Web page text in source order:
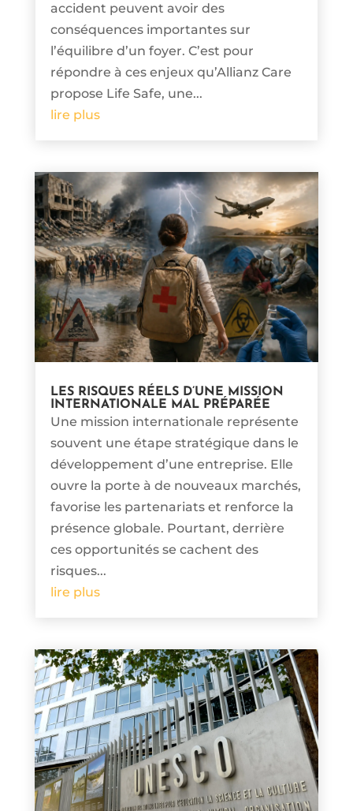
accident peuvent avoir des
conséquences importantes sur
l’équilibre d’un foyer. C’est pour
répondre à ces enjeux qu’Allianz Care
propose Life Safe, une...
lire plus
LES RISQUES RÉELS D’UNE MISSION
INTERNATIONALE MAL PRÉPARÉE
Une mission internationale représente
souvent une étape stratégique dans le
développement d’une entreprise. Elle
ouvre la porte à de nouveaux marchés,
favorise les partenariats et renforce la
présence globale. Pourtant, derrière
ces opportunités se cachent des
risques...
lire plus